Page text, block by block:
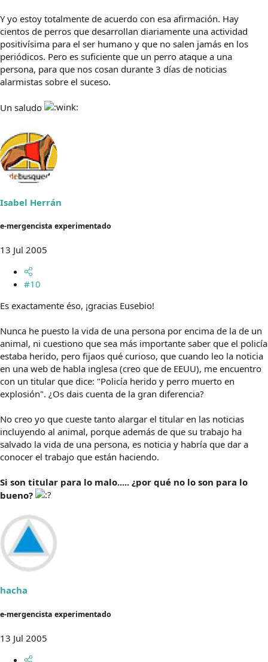
Y yo estoy totalmente de acuerdo con esa afirmación. Hay
cientos de perros que desarrollan diariamente una actividad
positivísima para el ser humano y que no salen jamás en los
periódicos. Pero es suficiente que un perro ataque a una
persona, para que nos cosan durante 3 días de noticias
alarmistas sobre el suceso.
Un saludo
Isabel Herrán
e-mergencista experimentado
13 Jul 2005
#10
Es exactamente éso, ¡gracias Eusebio!
Nunca he puesto la vida de una persona por encima de la de un
animal, ni cuestiono que sea más importante saber que el policía
estaba herido, pero fijaos qué curioso, que cuando leo la noticia
en una web de habla inglesa (creo que de EEUU), me encuentro
con un titular que dice: "Policía herido y perro muerto en
explosión". ¿Os dais cuenta de la gran diferencia?
No creo yo que cueste tanto alargar el titular en las noticias
incluyendo al animal, porque además de que su trabajo ha
salvado la vida de una persona, es noticia y habría que dar a
conocer el trabajo que están haciendo.
Si son titular para lo malo..... ¿por qué no lo son para lo
bueno?
hacha
e-mergencista experimentado
13 Jul 2005